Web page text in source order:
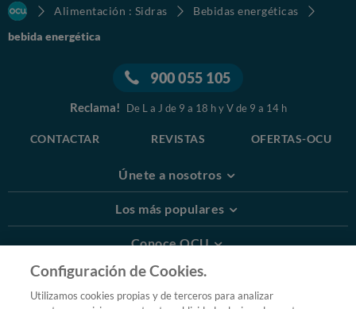
Alimentación : Sidras
Bebidas energéticas
bebida energética
900 055 105
Reclama! De L a J de 9 a 18 h y V de 9 a 14 h
CONTACTAR REVISTAS OFERTAS-OCU
Únete a nosotros
Los más populares
Conoce OCU
Más Información
Configuración de Cookies.
Utilizamos cookies propias y de terceros para analizar